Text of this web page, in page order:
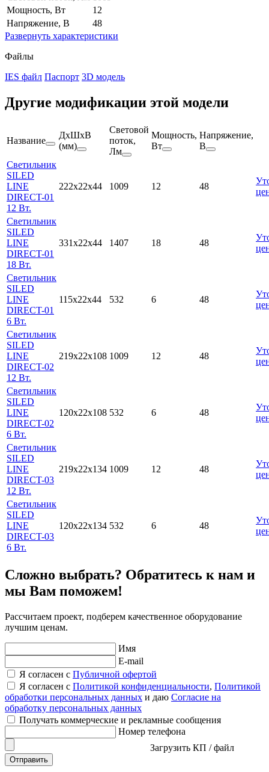
Мощность, Вт
12
Напряжение, В
48
Развернуть характеристики
Файлы
IES файл Паспорт 3D модель
Другие модификации этой модели
Название
ДхШхВ
(мм)
Световой
поток,
Лм
Мощность,
Вт
Напряжение,
В
Светильник
SILED
LINE
DIRECT-01
12 Вт.
222x22x44 1009 12 48
Светильник
SILED
LINE
DIRECT-01
18 Вт.
331x22x44 1407 18 48
Светильник
SILED
LINE
DIRECT-01
6 Вт.
115x22x44 532 6 48
Светильник
SILED
LINE
DIRECT-02
12 Вт.
219x22x108 1009 12 48
Светильник
SILED
LINE
DIRECT-02
6 Вт.
120x22x108 532 6 48
Светильник
SILED
LINE
DIRECT-03
12 Вт.
219x22x134 1009 12 48
Светильник
SILED
LINE
DIRECT-03
6 Вт.
120x22x134 532 6 48
Сложно выбрать? Обратитесь к нам и
мы Вам поможем!
Рассчитаем проект, подберем качественное оборудование
лучшим ценам.
Имя
E-mail
Я согласен с Публичной офертой
Я согласен с Политикой конфиденциальности, Политикой
обработки персональных данных и даю Согласие на
обработку персональных данных
Получать коммерческие и рекламные сообщения
Номер телефона
Загрузить КП / файл
Отправить